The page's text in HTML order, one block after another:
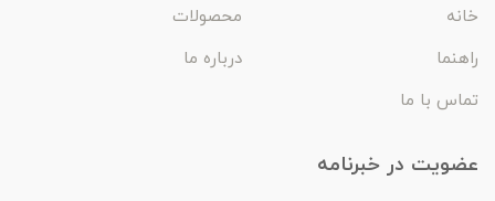
خانه
محصولات
راهنما
درباره ما
تماس با ما
عضویت در خبرنامه